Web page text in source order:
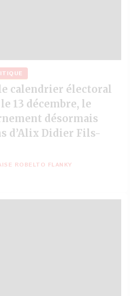
calendrier électoral
13 décembre, le
désormais
d’Alix Didier Fils-
ROBELTO FLANKY